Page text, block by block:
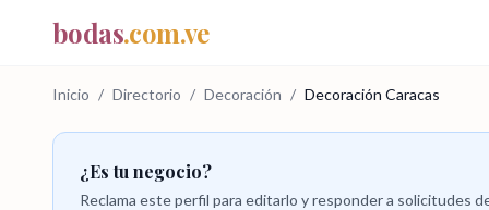
bodas.com.ve
Inicio / Directorio / Decoración / Decoración Caracas
¿Es tu negocio?
Reclama este perfil para editarlo y responder a solicitudes